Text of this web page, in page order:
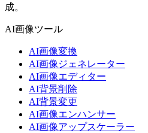
成。
AI画像ツール
AI画像変換
AI画像ジェネレーター
AI画像エディター
AI背景削除
AI背景変更
AI画像エンハンサー
AI画像アップスケーラー